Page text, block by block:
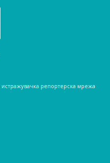
истражувачка репортерска мрежа